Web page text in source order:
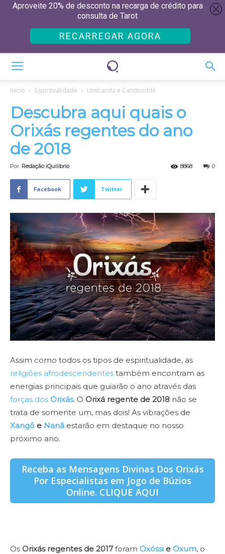
Início Espiritualidade Umbanda e Candomblé
Descubra aqui quais o
Orixás regentes do ano
de 2018
Por Redação iQuilibrio 0
8868
Facebook Twitter
Assim como todos os tipos de espiritualidade, as
religiões afrodescendentes também encontram as
energias principais que guiarão o ano através das
forças dos Orixás. O Orixá regente de 2018 não se
trata de somente um, mas dois! As vibrações de
Xangô e Nanã estarão em destaque no nosso
próximo ano.
Receba as Mensagens Divinas Dos Orixás
Por Especialistas em Jogo de Búzios
Online. CLIQUE AQUI
Os Orixás regentes de 2017 foram Oxóssi e Oxum, o
Aproveite 20% de desconto na recarga de crédito para
consulta de Tarot
RECARREGAR AGORA